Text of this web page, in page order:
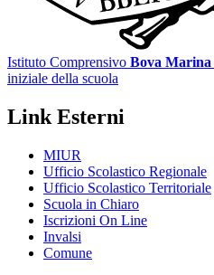
Istituto Comprensivo Bova Marina
iniziale della scuola
Link Esterni
MIUR
Ufficio Scolastico Regionale
Ufficio Scolastico Territoriale
Scuola in Chiaro
Iscrizioni On Line
Invalsi
Comune